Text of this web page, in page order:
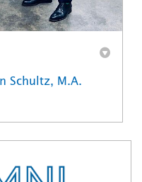
Schultz, M.A.